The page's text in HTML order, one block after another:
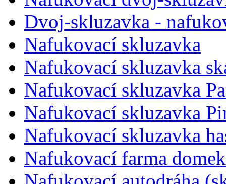
Dvoj-skluzavka -
Nafukovací skluzavka
Nafukovací skluzavka
Nafukovací skluzavka
Nafukovací skluzavka
Nafukovací skluzavka
Nafukovací farma